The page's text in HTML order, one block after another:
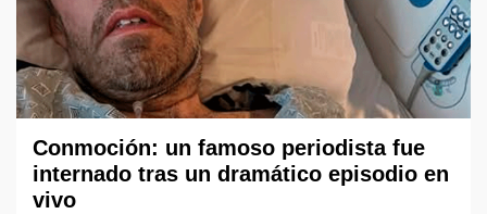
Conmoción: un famoso periodista fue
internado tras un dramático episodio en
vivo